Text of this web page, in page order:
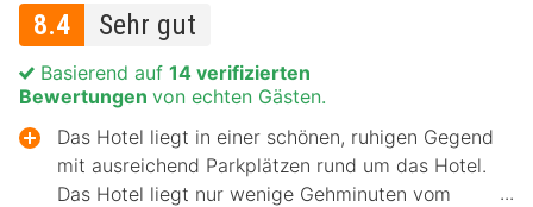
8.4 Sehr gut
Basierend auf 14 verifizierten
Bewertungen von echten Gästen.
Das Hotel liegt in einer schönen, ruhigen Gegend
mit ausreichend Parkplätzen rund um das Hotel.
Das Hotel liegt nur wenige Gehminuten vom